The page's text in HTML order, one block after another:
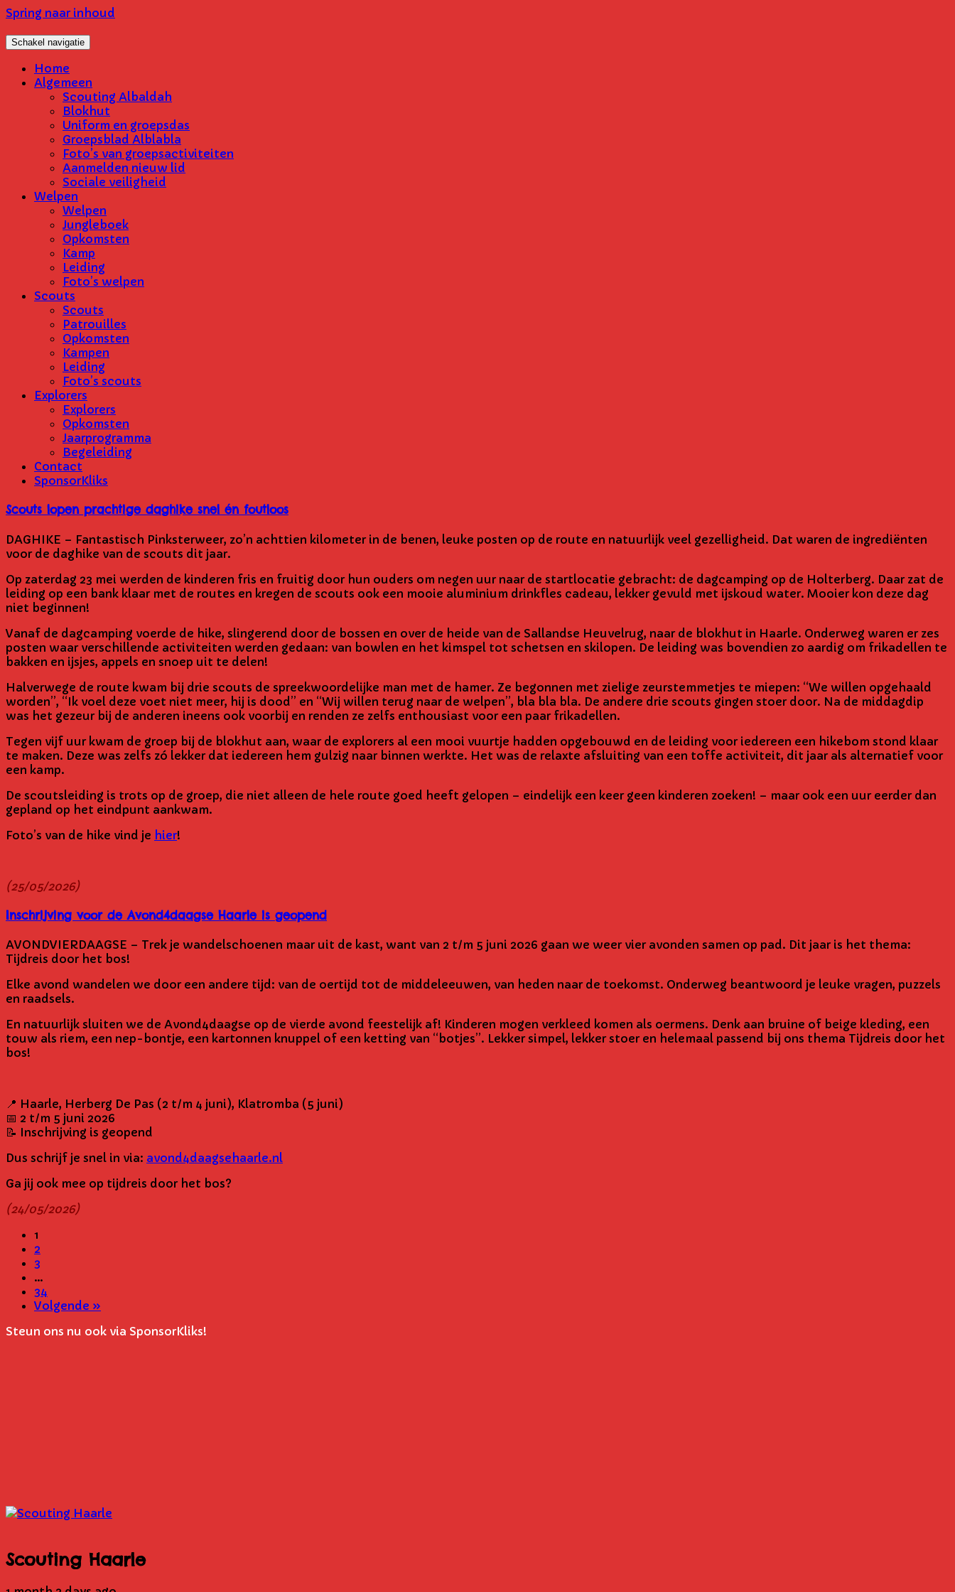
Spring naar inhoud
Schakel navigatie
Home
Algemeen
Scouting Albaldah
Blokhut
Uniform en groepsdas
Groepsblad Alblabla
Foto’s van groepsactiviteiten
Aanmelden nieuw lid
Sociale veiligheid
Welpen
Welpen
Jungleboek
Opkomsten
Kamp
Leiding
Foto’s welpen
Scouts
Scouts
Patrouilles
Opkomsten
Kampen
Leiding
Foto’s scouts
Explorers
Explorers
Opkomsten
Jaarprogramma
Begeleiding
Contact
SponsorKliks
Scouts lopen prachtige daghike snel én foutloos
DAGHIKE – Fantastisch Pinksterweer, zo’n achttien kilometer in de benen, leuke posten op de route en natuurlijk veel gezelligheid. Dat waren de ingrediënten
voor de daghike van de scouts dit jaar.
Op zaterdag 23 mei werden de kinderen fris en fruitig door hun ouders om negen uur naar de startlocatie gebracht: de dagcamping op de Holterberg. Daar zat de
leiding op een bank klaar met de routes en kregen de scouts ook een mooie aluminium drinkfles cadeau, lekker gevuld met ijskoud water. Mooier kon deze dag
niet beginnen!
Vanaf de dagcamping voerde de hike, slingerend door de bossen en over de heide van de Sallandse Heuvelrug, naar de blokhut in Haarle. Onderweg waren er zes
posten waar verschillende activiteiten werden gedaan: van bowlen en het kimspel tot schetsen en skilopen. De leiding was bovendien zo aardig om frikadellen te
bakken en ijsjes, appels en snoep uit te delen!
Halverwege de route kwam bij drie scouts de spreekwoordelijke man met de hamer. Ze begonnen met zielige zeurstemmetjes te miepen: “We willen opgehaald
worden”, “Ik voel deze voet niet meer, hij is dood” en “Wij willen terug naar de welpen”, bla bla bla. De andere drie scouts gingen stoer door. Na de middagdip
was het gezeur bij de anderen ineens ook voorbij en renden ze zelfs enthousiast voor een paar frikadellen.
Tegen vijf uur kwam de groep bij de blokhut aan, waar de explorers al een mooi vuurtje hadden opgebouwd en de leiding voor iedereen een hikebom stond klaar
te maken. Deze was zelfs zó lekker dat iedereen hem gulzig naar binnen werkte. Het was de relaxte afsluiting van een toffe activiteit, dit jaar als alternatief voor
een kamp.
De scoutsleiding is trots op de groep, die niet alleen de hele route goed heeft gelopen – eindelijk een keer geen kinderen zoeken! – maar ook een uur eerder dan
gepland op het eindpunt aankwam.
Foto’s van de hike vind je hier!
(25/05/2026)
Inschrijving voor de Avond4daagse Haarle is geopend
AVONDVIERDAAGSE – Trek je wandelschoenen maar uit de kast, want van 2 t/m 5 juni 2026 gaan we weer vier avonden samen op pad. Dit jaar is het thema:
Tijdreis door het bos!
Elke avond wandelen we door een andere tijd: van de oertijd tot de middeleeuwen, van heden naar de toekomst. Onderweg beantwoord je leuke vragen, puzzels
en raadsels.
En natuurlijk sluiten we de Avond4daagse op de vierde avond feestelijk af! Kinderen mogen verkleed komen als oermens. Denk aan bruine of beige kleding, een
touw als riem, een nep-bontje, een kartonnen knuppel of een ketting van “botjes”. Lekker simpel, lekker stoer en helemaal passend bij ons thema Tijdreis door het
bos!
📍 Haarle, Herberg De Pas (2 t/m 4 juni), Klatromba (5 juni)
📅 2 t/m 5 juni 2026
📝 Inschrijving is geopend
Dus schrijf je snel in via: avond4daagsehaarle.nl
Ga jij ook mee op tijdreis door het bos?
(24/05/2026)
1
2
3
…
34
Volgende »
Steun ons nu ook via SponsorKliks!
Scouting Haarle